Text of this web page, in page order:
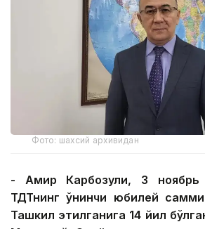
Фото: шахсий архивидан
- Амир Карбозули, 3 ноябрь
ТДТнинг ўнинчи юбилей
Ташкил этилганига 14 йил